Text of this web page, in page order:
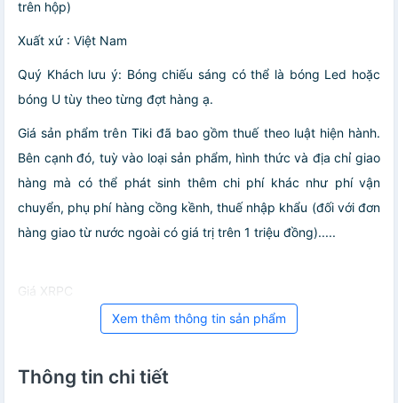
trên hộp)
Xuất xứ : Việt Nam
Quý Khách lưu ý: Bóng chiếu sáng có thể là bóng Led hoặc
bóng U tùy theo từng đợt hàng ạ.
Giá sản phẩm trên Tiki đã bao gồm thuế theo luật hiện hành.
Bên cạnh đó, tuỳ vào loại sản phẩm, hình thức và địa chỉ giao
hàng mà có thể phát sinh thêm chi phí khác như phí vận
chuyển, phụ phí hàng cồng kềnh, thuế nhập khẩu (đối với đơn
hàng giao từ nước ngoài có giá trị trên 1 triệu đồng).....
Giá XRPC
Xem thêm thông tin sản phẩm
Thông tin chi tiết